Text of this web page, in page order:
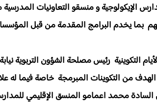
الإيكولوجية و منسقو التعاونيات المدرسية
بما يخدم البرامج المقدمة من قبل
التكوينية رئيس مصلحة الشؤون التربوية
من التكوينات المبرمجة خاصة فيما له
محمد اعمامو المنسق الإقليمي